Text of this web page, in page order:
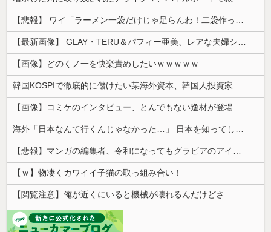
【悲報】 ワイ「ラーメン一袋だけじゃ足らんわ！二袋作ったろ！」→結果ｗｗｗ
【最新画像】 GLAY・TERU＆パフィー亜美、レアな夫婦ショットを公開してしまう！
【画像】どのくノ一を快楽責めしたいｗｗｗｗｗ
韓国KOSPIで徹底的に儲けたい某海外資本、韓国人投資家に楽観的すぎる未来予測を提示して……
【画像】コミケのインタビュー、とんでもない逸材が登場ｗｗｗｗｗｗ 【Pickup07092041】
海外「日本なんて行くんじゃなかった…」 日本を知ってしまったディズニー信者、帰国後『本家』に失望する事態に
【悲報】マンガの編集者、令和になってもグラビアのアイドルを美味しくいただいていた模様。小学館第三者委員会が公表
【ｗ】物凄くカワイイ子猫の取っ組み合い！
【閲覧注意】俺が近くにいると機械が壊れるんだけどさ